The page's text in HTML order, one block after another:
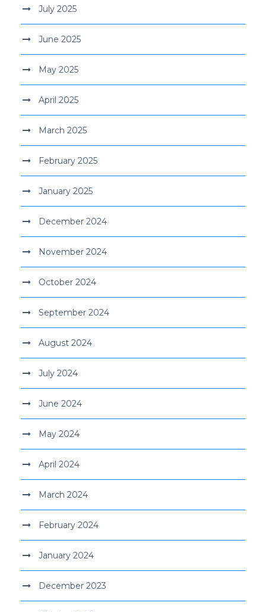
July 2025
June 2025
May 2025
April 2025
March 2025
February 2025
January 2025
December 2024
November 2024
October 2024
September 2024
August 2024
July 2024
June 2024
May 2024
April 2024
March 2024
February 2024
January 2024
December 2023